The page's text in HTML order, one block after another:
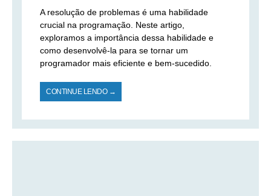
A resolução de problemas é uma habilidade
crucial na programação. Neste artigo,
exploramos a importância dessa habilidade e
como desenvolvê-la para se tornar um
programador mais eficiente e bem-sucedido.
CONTINUE LENDO →